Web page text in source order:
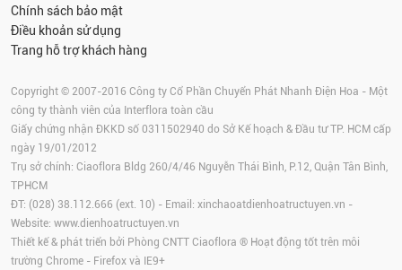
Chính sách bảo mật
Điều khoản sử dụng
Trang hỗ trợ khách hàng
Copyright © 2007-2016 Công ty Cổ Phần Chuyển Phát Nhanh Điện Hoa - Một
công ty thành viên của Interflora toàn cầu
Giấy chứng nhận ĐKKD số 0311502940 do Sở Kế hoạch & Đầu tư TP. HCM cấp
ngày 19/01/2012
Trụ sở chính: Ciaoflora Bldg 260/4/46 Nguyễn Thái Bình, P.12, Quận Tân Bình,
TPHCM
ĐT: (028) 38.112.666 (ext. 10) - Email: xinchaoatdienhoatructuyen.vn -
Website: www.dienhoatructuyen.vn
Thiết kế & phát triển bởi Phòng CNTT Ciaoflora ® Hoạt động tốt trên môi
trường Chrome - Firefox và IE9+